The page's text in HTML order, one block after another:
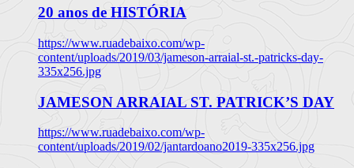
20 anos de HISTÓRIA
https://www.ruadebaixo.com/wp-
content/uploads/2019/03/jameson-arraial-st.-patricks-day-
335x256.jpg
JAMESON ARRAIAL ST. PATRICK’S DAY
https://www.ruadebaixo.com/wp-
content/uploads/2019/02/jantardoano2019-335x256.jpg